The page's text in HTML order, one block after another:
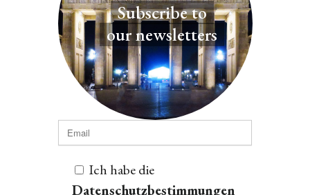
Subscribe to
our newsletters
Ich habe die
Datenschutzbestimmungen